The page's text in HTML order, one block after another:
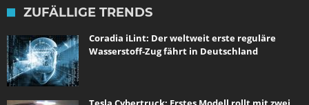
ZUFÄLLIGE TRENDS
Coradia iLint: Der weltweit erste reguläre
Wasserstoff-Zug fährt in Deutschland